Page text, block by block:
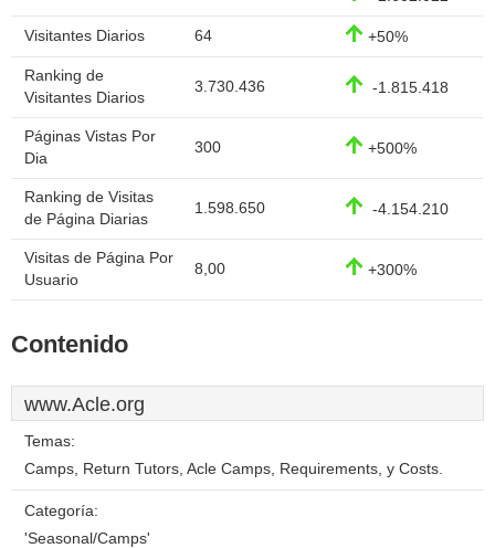
Visitantes Diarios 64 +50%
Ranking de
Visitantes Diarios
3.730.436 -1.815.418
Páginas Vistas Por
Dia
300 +500%
Ranking de Visitas
de Página Diarias
1.598.650 -4.154.210
Visitas de Página Por
Usuario
8,00 +300%
Contenido
www.Acle.org
Temas:
Camps, Return Tutors, Acle Camps, Requirements, y Costs.
Categoría:
'Seasonal/Camps'